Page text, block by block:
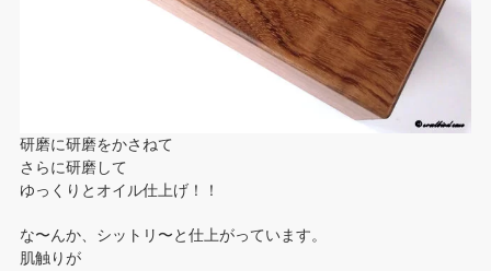
研磨に研磨をかさねて
さらに研磨して
ゆっくりとオイル仕上げ！！
な〜んか、シットリ〜と仕上がっています。
肌触りが